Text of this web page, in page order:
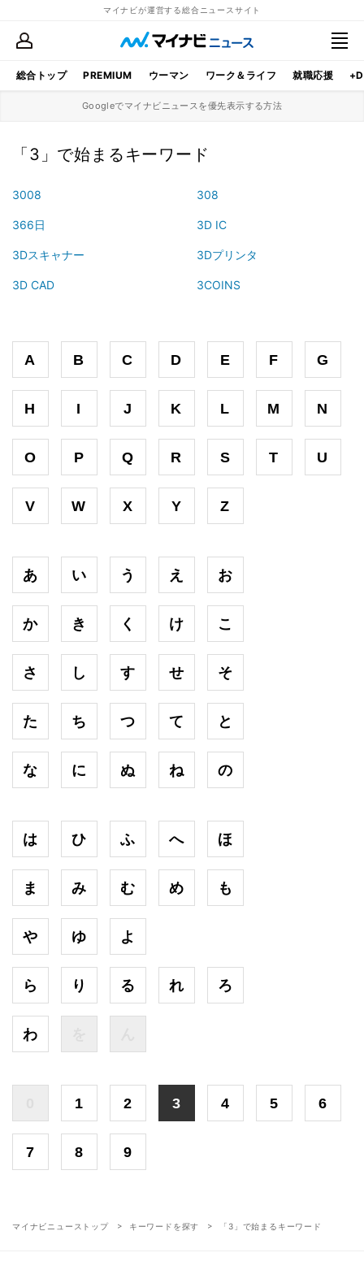
マイナビが運営する総合ニュースサイト
総合トップ PREMIUM ウーマン ワーク＆ライフ 就職応援
Googleでマイナビニュースを優先表示する方法
「3」で始まるキーワード
3008 308
366日 3D IC
3Dスキャナー 3Dプリンタ
3D CAD 3COINS
A B C D E F G
H I J K L M N
O P Q R S T U
V W X Y Z
あ い う え お
か き く け こ
さ し す せ そ
た ち つ て と
な に ぬ ね の
は ひ ふ へ ほ
ま み む め も
や ゆ よ
ら り る れ ろ
わ
1 2 3 4 5 6
7 8 9
マイナビニューストップ キーワードを探す 「3」で始まるキーワード